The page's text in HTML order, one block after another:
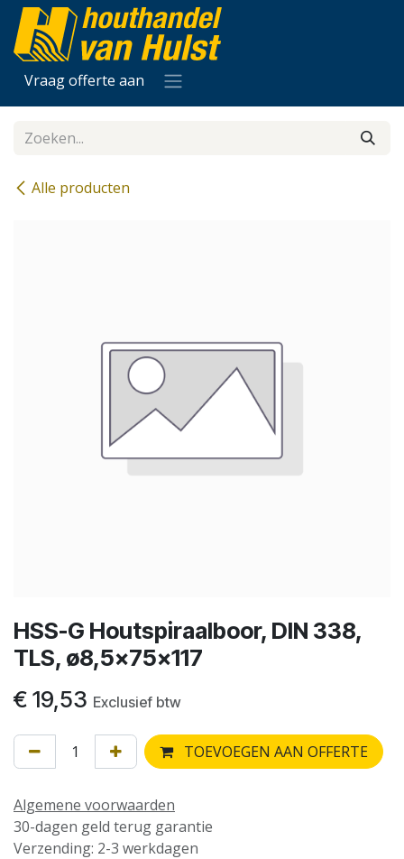
Overslaan naar inhoud
Vraag offerte aan
Alle producten
HSS-G Houtspiraalboor, DIN 338,
TLS, ø8,5x75x117
€ 19,53 Exclusief btw
TOEVOEGEN AAN OFFERTE
Algemene voorwaarden
30-dagen geld terug garantie
Verzending: 2-3 werkdagen